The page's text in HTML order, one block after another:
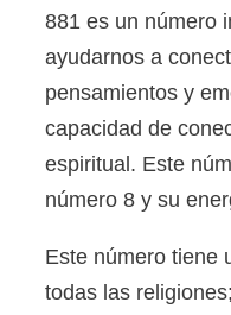
881 es un número
ayudarnos a
pensamientos y
capacidad de
espiritual. Este
número 8 y su
Este número tiene
todas las